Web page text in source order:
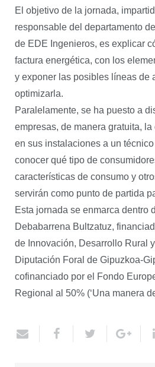
El objetivo de la jornada,
responsable del departamento
de EDE Ingenieros, es explicar
factura energética, con los
y exponer las posibles líneas de
optimizarla.
Paralelamente, se ha puesto a
empresas, de manera gratuita,
en sus instalaciones a un
conocer qué tipo de
características de consumo y
servirán como punto de partida
Esta jornada se enmarca dentro
Debabarrena Bultzatuz,
de Innovación, Desarrollo Rural
Diputación Foral de Gipuzkoa-
cofinanciado por el Fondo
Regional al 50% (‘Una manera